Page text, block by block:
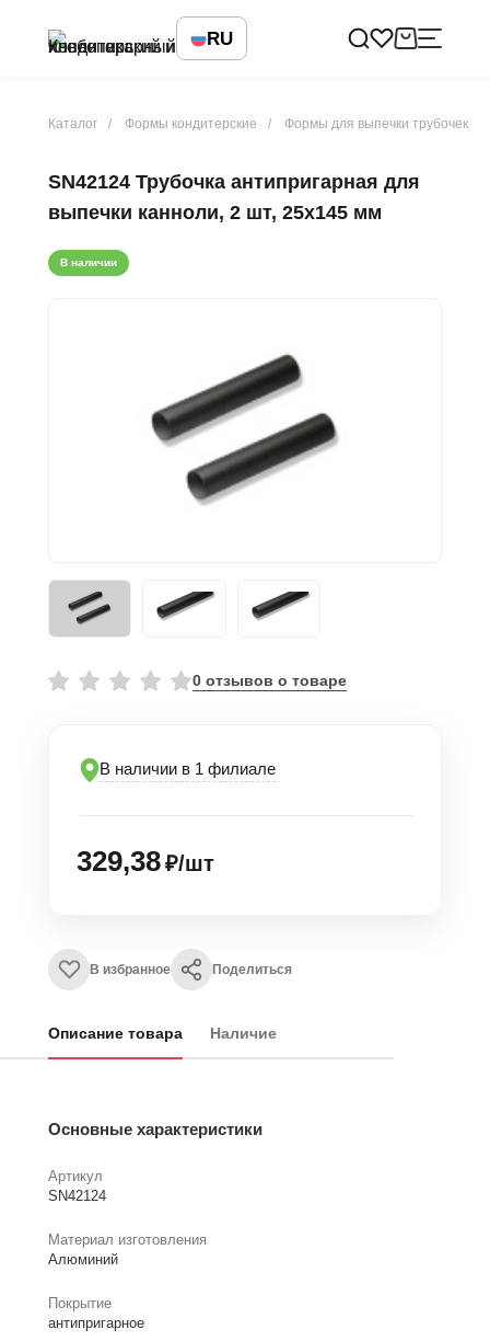
RU
Каталог Формы кондитерские Формы для выпечки трубочек
SN42124 Трубочка антипригарная для
выпечки канноли, 2 шт, 25х145 мм
В наличии
0 отзывов о товаре
В наличии в 1 филиале
329,38₽/шт
В избранное Поделиться
Описание товара Наличие
Основные характеристики
Артикул
SN42124
Материал изготовления
Алюминий
Покрытие
антипригарное